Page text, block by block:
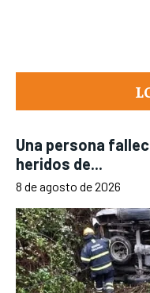
Una persona
heridos de...
8 de agosto de 2026